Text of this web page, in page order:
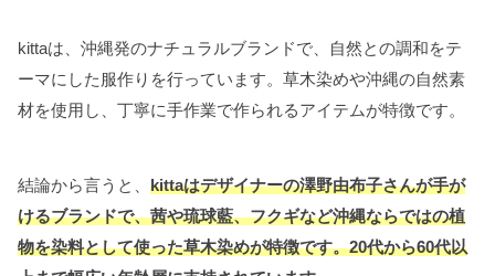
kittaは、沖縄発のナチュラルブランドで、自然との調和をテ
ーマにした服作りを行っています。草木染めや沖縄の自然素
材を使用し、丁寧に手作業で作られるアイテムが特徴です。
結論から言うと、 kittaはデザイナーの澤野由布子さんが手が
けるブランドで、茜や琉球藍、フクギなど沖縄ならではの植
物を染料として使った草木染めが特徴です。20代から60代以